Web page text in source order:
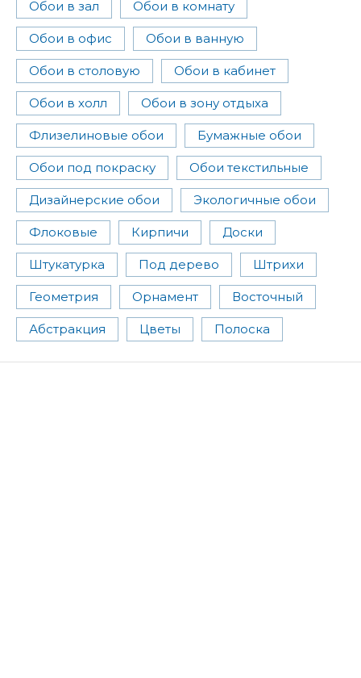
Обои в зал Обои в комнату
Обои в офис Обои в ванную
Обои в столовую Обои в кабинет
Обои в холл Обои в зону отдыха
Флизелиновые обои Бумажные обои
Обои под покраску Обои текстильные
Дизайнерские обои Экологичные обои
Флоковые Кирпичи Доски
Штукатурка Под дерево Штрихи
Геометрия Орнамент Восточный
Абстракция Цветы Полоска